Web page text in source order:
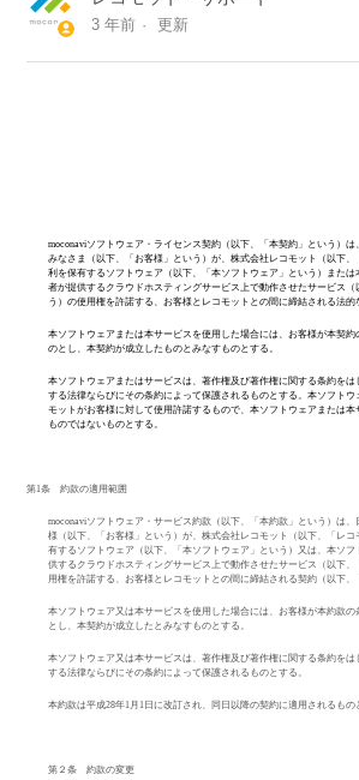
3 年前 更新
moconaviソフトウェア・ライセンス契約（以下、「本契約」という）
みなさま（以下、「お客様」という）が、株式会社レコモット（以下
利を保有するソフトウェア（以下、「本ソフトウェア」という）また
者が提供するクラウドホスティングサービス上で動作させたサービス
う）の使用権を許諾する、お客様とレコモットとの間に締結される法的
本ソフトウェアまたは本サービスを使用した場合には、お客様が本契約
のとし、本契約が成立したものとみなすものとする。
本ソフトウェアまたはサービスは、著作権及び著作権に関する条約をは
する法律ならびにその条約によって保護されるものとする。本ソフトウ
モットがお客様に対して使用許諾するもので、本ソフトウェアまたは本
ものではないものとする。
第1条 約款の適用範囲
moconaviソフトウェア・サービス約款（以下、「本約款」という）は
様（以下、「お客様」という）が、株式会社レコモット（以下、「レ
有するソフトウェア（以下、「本ソフトウェア」という）又は、本ソフ
供するクラウドホスティングサービス上で動作させたサービス（以下、
用権を許諾する、お客様とレコモットとの間に締結される契約（以下、
本ソフトウェア又は本サービスを使用した場合には、お客様が本約款
とし、本契約が成立したとみなすものとする。
本ソフトウェア又は本サービスは、著作権及び著作権に関する条約をは
する法律ならびにその条約によって保護されるものとする。
本約款は平成28年1月 1 日に改訂され、同日以降の契約に適用されるもの
第２条 約款の変更